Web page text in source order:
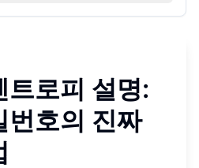
트로피 설명:
번호의 진짜